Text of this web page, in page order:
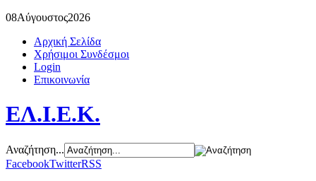
08Αύγουστος2026
Αρχική Σελίδα
Χρήσιμοι Συνδέσμοι
Login
Επικοινωνία
ΕΛ.Ι.Ε.Κ.
Αναζήτηση...
FacebookTwitterRSS